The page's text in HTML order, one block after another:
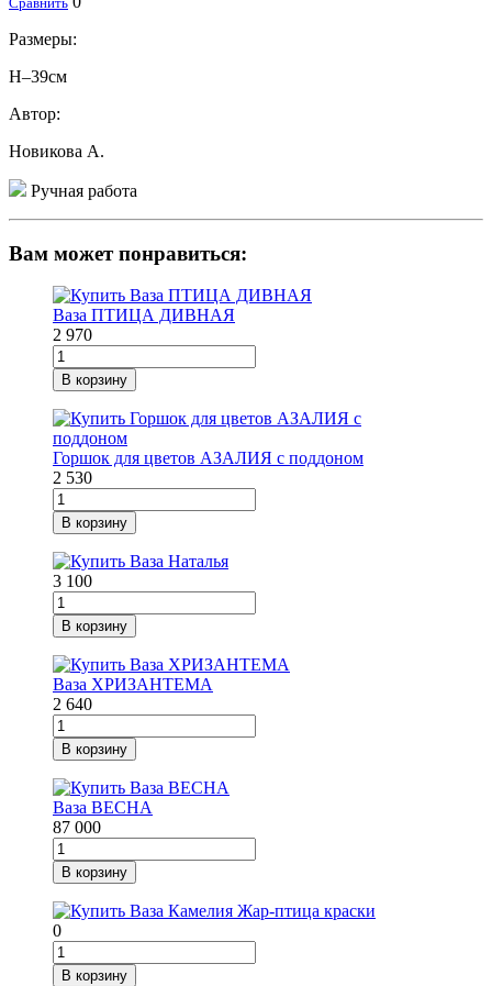
Размеры:
H–39см
Автор:
Новикова А.
Ручная работа
Вам может понравиться:
Ваза ПТИЦА ДИВНАЯ
2 970
В корзину
Горшок для цветов АЗАЛИЯ с поддоном
2 530
В корзину
3 100
В корзину
Ваза ХРИЗАНТЕМА
2 640
В корзину
Ваза ВЕСНА
87 000
В корзину
0
В корзину